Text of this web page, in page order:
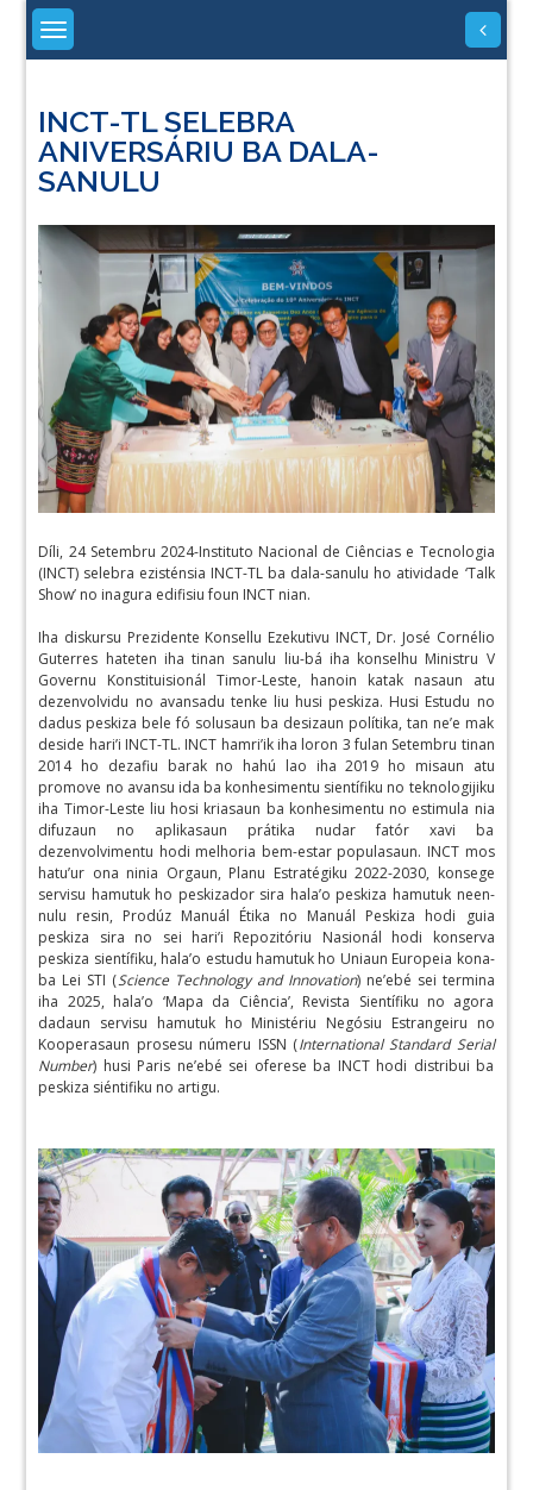
Skip
content
INCT-TL SELEBRA
ANIVERSÁRIU BA DALA-
SANULU
Díli, 24 Setembru 2024-Instituto Nacional de Ciências e Tecnologia
(INCT) selebra ezisténsia INCT-TL ba dala-sanulu ho atividade ‘Talk
Show’ no inagura edifisiu foun INCT nian.
Iha diskursu Prezidente Konsellu Ezekutivu INCT, Dr. José Cornélio
Guterres hateten iha tinan sanulu liu-bá iha konselhu Ministru V
Governu Konstituisionál Timor-Leste, hanoin katak nasaun atu
dezenvolvidu no avansadu tenke liu husi peskiza. Husi Estudu no
dadus peskiza bele fó solusaun ba desizaun polítika, tan ne’e mak
deside hari’i INCT-TL. INCT hamri’ik iha loron 3 fulan Setembru tinan
2014 ho dezafiu barak no hahú lao iha 2019 ho misaun atu
promove no avansu ida ba konhesimentu sientífiku no teknologijiku
iha Timor-Leste liu hosi kriasaun ba konhesimentu no estimula nia
difuzaun no aplikasaun prátika nudar fatór xavi ba
dezenvolvimentu hodi melhoria bem-estar populasaun. INCT mos
hatu’ur ona ninia Orgaun, Planu Estratégiku 2022-2030, konsege
servisu hamutuk ho peskizador sira hala’o peskiza hamutuk neen-
nulu resin, Prodúz Manuál Étika no Manuál Peskiza hodi guia
peskiza sira no sei hari’i Repozitóriu Nasionál hodi konserva
peskiza sientífiku, hala’o estudu hamutuk ho Uniaun Europeia kona-
ba Lei STI (Science Technology and Innovation) ne’ebé sei termina
iha 2025, hala’o ‘Mapa da Ciência’, Revista Sientífiku no agora
dadaun servisu hamutuk ho Ministériu Negósiu Estrangeiru no
Kooperasaun prosesu númeru ISSN (International Standard Serial
Number) husi Paris ne’ebé sei oferese ba INCT hodi distribui ba
peskiza siéntifiku no artigu.